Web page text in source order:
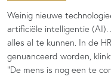
Weinig nieuwe
artificiële intelligentie (AI).
alles al te kunnen. In de
genuanceerd worden,
“De mens is nog een te